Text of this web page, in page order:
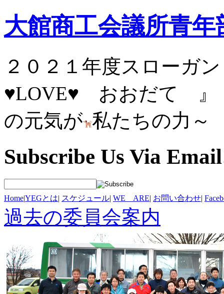
大館商工会議所青年
２０２１年度ス
♥LOVE♥ おお
の元気が 私たちの力～
Subscribe Us Via
Home|YEGとは| スケジュール| WE ARE| お問い合わせ|
過去の委員会案内